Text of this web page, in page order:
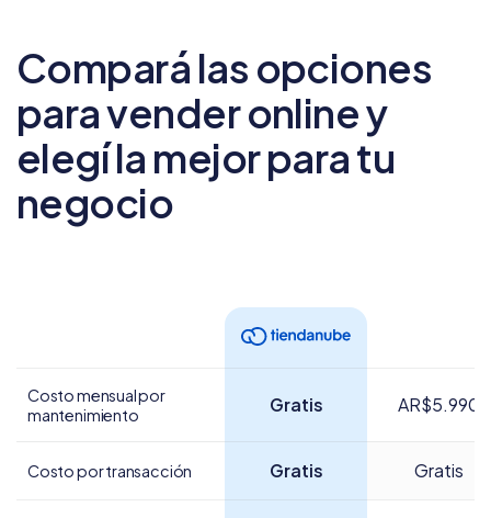
Compará las opciones
para vender onliney
elegí la mejor para tu
negocio
Costo mensual por
mantenimiento
Gratis AR$5.990
Costo por transacción Gratis Gratis